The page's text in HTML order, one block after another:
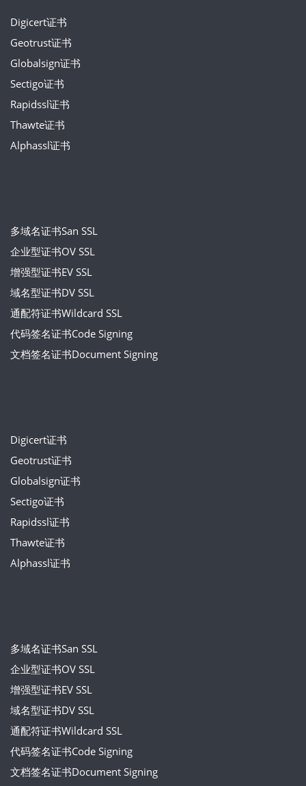
Digicert证书
Geotrust证书
Globalsign证书
Sectigo证书
Rapidssl证书
Thawte证书
Alphassl证书
多域名证书San SSL
企业型证书OV SSL
增强型证书EV SSL
域名型证书DV SSL
通配符证书Wildcard SSL
代码签名证书Code Signing
文档签名证书Document Signing
Digicert证书
Geotrust证书
Globalsign证书
Sectigo证书
Rapidssl证书
Thawte证书
Alphassl证书
多域名证书San SSL
企业型证书OV SSL
增强型证书EV SSL
域名型证书DV SSL
通配符证书Wildcard SSL
代码签名证书Code Signing
文档签名证书Document Signing